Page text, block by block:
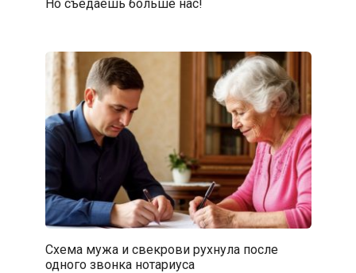
Но съедаешь больше нас!
Схема мужа и свекрови рухнула после
одного звонка нотариуса